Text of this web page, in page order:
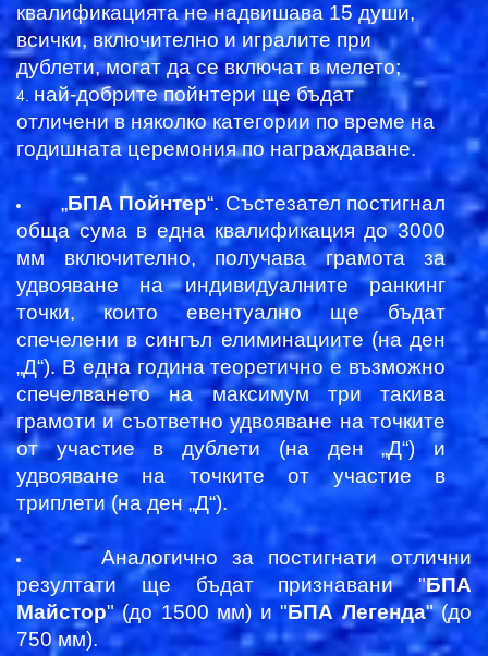
квалификацията не надвишава 15 души,
всички, включително и игралите при
дублети, могат да се включат в мелето;
най-добрите пойнтери ще бъдат
отличени в няколко категории по време на
годишната церемония по награждаване.
„БПА Пойнтер“. Състезател постигнал
обща сума в една квалификация до 3000
мм включително, получава грамота за
удвояване на индивидуалните ранкинг
точки, които евентуално ще бъдат
спечелени в сингъл елиминациите (на ден
„Д“). В една година теоретично е възможно
спечелването на максимум три такива
грамоти и съответно удвояване на точките
от участие в дублети (на ден „Д“) и
удвояване на точките от участие в
триплети (на ден „Д“).
Аналогично за постигнати отлични
резултати ще бъдатпризнавани"БПА
Майстор" (до 1500 мм) и "БПА Легенда" (до
750 мм).